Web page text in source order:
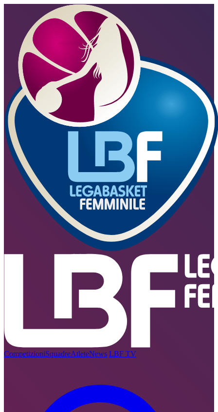
CompetizioniSquadreAtleteNews LBF TV